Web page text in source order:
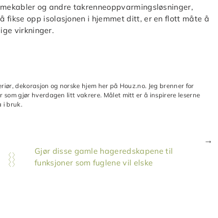
og andre takrenneoppvarmingsløsninger,
fikse opp isolasjonen i hjemmet ditt, er en flott måte å
virkninger.
dekorasjon og norske hjem her på Houz.no. Jeg brenner for
gjør hverdagen litt vakrere. Målet mitt er å inspirere leserne
i bruk.
Gjør disse gamle hageredskapene til
funksjoner som fuglene vil elske